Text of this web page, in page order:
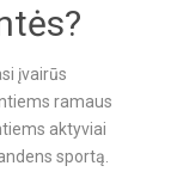
įvairūs
ramaus
aktyviai
sportą.